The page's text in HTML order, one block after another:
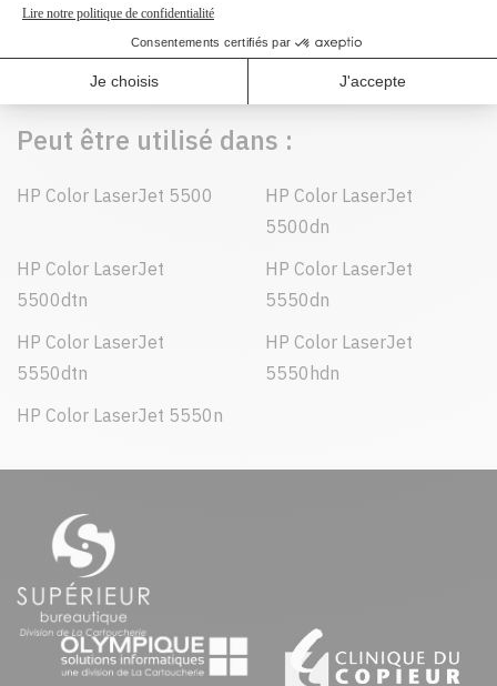
Peut être utilisé dans :
HP Color LaserJet 5500
HP Color LaserJet
5500dn
HP Color LaserJet
5500dtn
HP Color LaserJet
5550dn
HP Color LaserJet
5550dtn
HP Color LaserJet
5550hdn
HP Color LaserJet 5550n